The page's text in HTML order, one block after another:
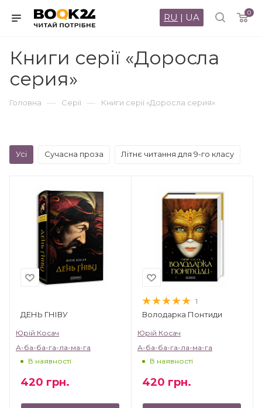
0
RU | UA
Книги серії «Доросла
серия»
Головна — Серії — Книги серії «Доросла серия»
Усі Сучасна проза Літнє читання для 9-го класу
ДЕНЬ ГНІВУ
Юрій Косач
А-ба-ба-га-ла-ма-га
В наявності
420 грн.
1
Володарка Понтиди
Юрій Косач
А-ба-ба-га-ла-ма-га
В наявності
420 грн.